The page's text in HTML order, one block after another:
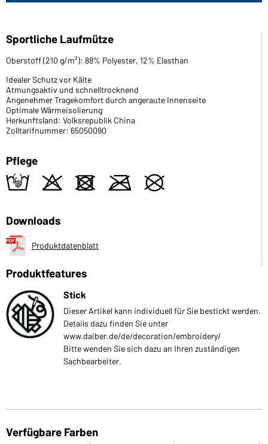
Sportliche Laufmütze
Oberstoff (210 g/m²): 88% Polyester, 12% Elasthan
Idealer Schutz vor Kälte
Atmungsaktiv und schnelltrocknend
Angenehmer Tragekomfort durch angeraute Innenseite
Optimale Wärmeisolierung
Herkunftsland: Volksrepublik China
Zolltarifnummer: 65050090
Pflege
t o d m U
Downloads
Produktdatenblatt
Produktfeatures
Stick
Dieser Artikel kann individuell für Sie bestickt werden.
Details dazu finden Sie unter
www.daiber.de/de/decoration/embroidery/
Bitte wenden Sie sich dazu an Ihren zuständigen
Sachbearbeiter.
Verfügbare Farben